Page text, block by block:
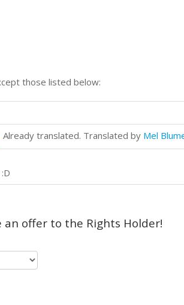
those listed below:
Already translated. Translated by Mel
offer to the Rights Holder!